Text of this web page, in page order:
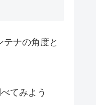
ナの角度と
てみよう